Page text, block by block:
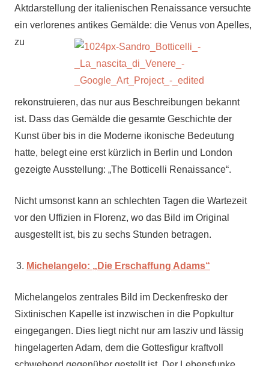
Aktdarstellung der italienischen Renaissance versuchte
ein verlorenes antikes Gemälde: die Venus von Apelles,
zu
rekonstruieren, das nur aus Beschreibungen bekannt
ist. Dass das Gemälde die gesamte Geschichte der
Kunst über bis in die Moderne ikonische Bedeutung
hatte, belegt eine erst kürzlich in Berlin und London
gezeigte Ausstellung: „The Botticelli Renaissance“.
Nicht umsonst kann an schlechten Tagen die Wartezeit
vor den Uffizien in Florenz, wo das Bild im Original
ausgestellt ist, bis zu sechs Stunden betragen.
Michelangelo: „Die Erschaffung Adams“
Michelangelos zentrales Bild im Deckenfresko der
Sixtinischen Kapelle ist inzwischen in die Popkultur
eingegangen. Dies liegt nicht nur am lasziv und lässig
hingelagerten Adam, dem die Gottesfigur kraftvoll